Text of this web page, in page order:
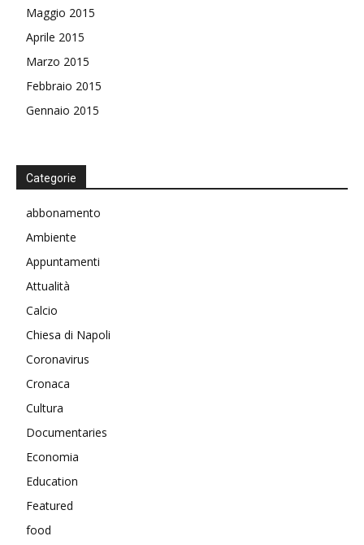
Maggio 2015
Aprile 2015
Marzo 2015
Febbraio 2015
Gennaio 2015
Categorie
abbonamento
Ambiente
Appuntamenti
Attualità
Calcio
Chiesa di Napoli
Coronavirus
Cronaca
Cultura
Documentaries
Economia
Education
Featured
food